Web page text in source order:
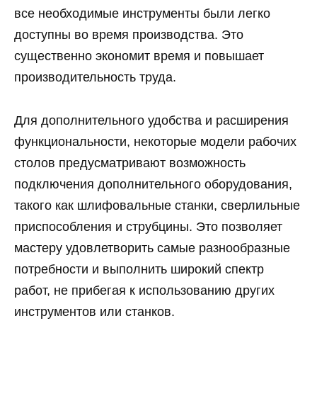
все необходимые инструменты были легко
доступны во время производства. Это
существенно экономит время и повышает
производительность труда.
Для дополнительного удобства и расширения
функциональности, некоторые модели рабочих
столов предусматривают возможность
подключения дополнительного оборудования,
такого как шлифовальные станки, сверлильные
приспособления и струбцины. Это позволяет
мастеру удовлетворить самые разнообразные
потребности и выполнить широкий спектр
работ, не прибегая к использованию других
инструментов или станков.